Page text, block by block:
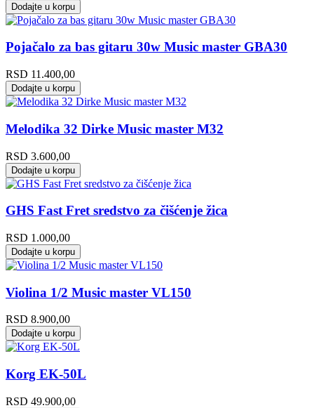
Dodajte u korpu
Pojačalo za bas gitaru 30w Music master GBA30
RSD 11.400,00
Dodajte u korpu
Melodika 32 Dirke Music master M32
RSD 3.600,00
Dodajte u korpu
GHS Fast Fret sredstvo za čišćenje žica
RSD 1.000,00
Dodajte u korpu
Violina 1/2 Music master VL150
RSD 8.900,00
Dodajte u korpu
Korg EK-50L
RSD 49.900,00